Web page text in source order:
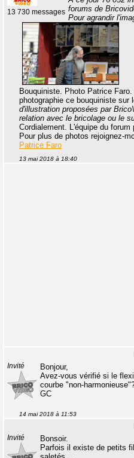
13 730 messages forums de
Pour agrandir
Bouquiniste. Photo Patrice
photographie ce bouquiniste sur
d'illustration proposées par
relation avec le bricolage ou le
Cordialement. L'équipe du forum
Pour plus de photos rejoignez-
Patrice Faro
13 mai 2018 à 18:40
Invité
Bonjour,
Avez-vous vérifié si le
courbe "non-
GC
14 mai 2018 à 11:53
Invité
Bonsoir.
Parfois il existe de petits